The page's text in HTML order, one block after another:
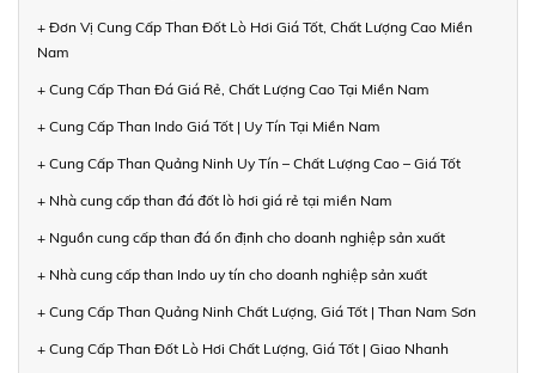
+ Đơn Vị Cung Cấp Than Đốt Lò Hơi Giá Tốt, Chất Lượng Cao Miền
Nam
+ Cung Cấp Than Đá Giá Rẻ, Chất Lượng Cao Tại Miền Nam
+ Cung Cấp Than Indo Giá Tốt | Uy Tín Tại Miền Nam
+ Cung Cấp Than Quảng Ninh Uy Tín – Chất Lượng Cao – Giá Tốt
+ Nhà cung cấp than đá đốt lò hơi giá rẻ tại miền Nam
+ Nguồn cung cấp than đá ổn định cho doanh nghiệp sản xuất
+ Nhà cung cấp than Indo uy tín cho doanh nghiệp sản xuất
+ Cung Cấp Than Quảng Ninh Chất Lượng, Giá Tốt | Than Nam Sơn
+ Cung Cấp Than Đốt Lò Hơi Chất Lượng, Giá Tốt | Giao Nhanh